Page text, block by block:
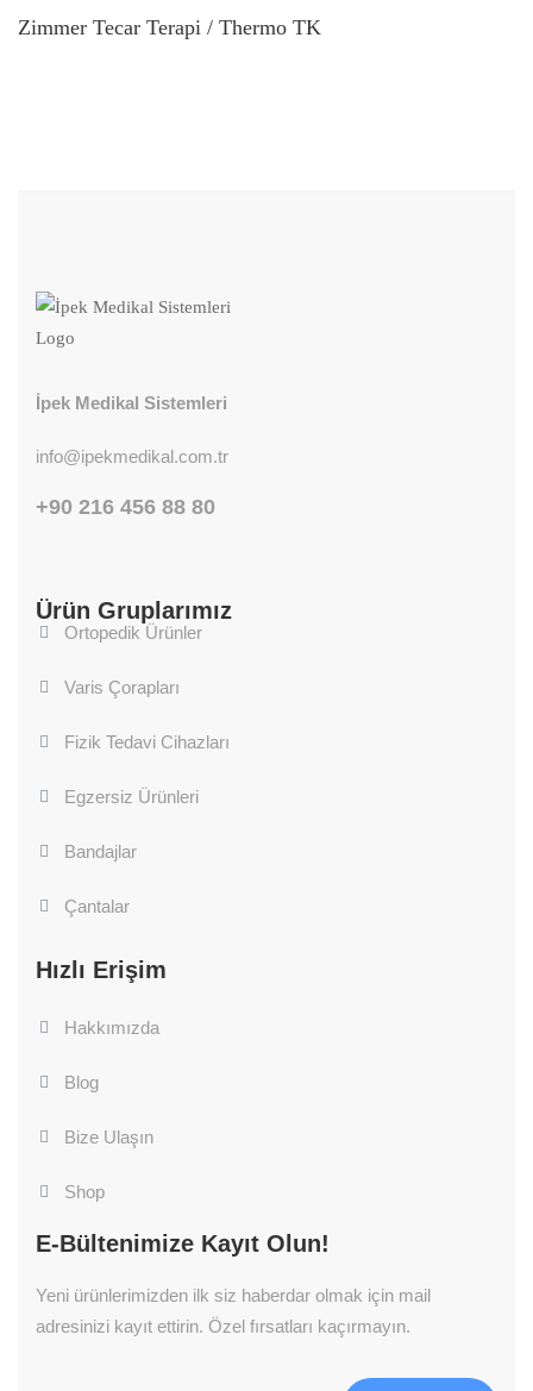
Zimmer Tecar Terapi / Thermo TK
İpek Medikal Sistemleri
info@ipekmedikal.com.tr
+90 216 456 88 80
Ürün Gruplarımız
Ortopedik Ürünler
Varis Çorapları
Fizik Tedavi Cihazları
Egzersiz Ürünleri
Bandajlar
Çantalar
Hızlı Erişim
Hakkımızda
Blog
Bize Ulaşın
Shop
E-Bültenimize Kayıt Olun!
Yeni ürünlerimizden ilk siz haberdar olmak için mail
adresinizi kayıt ettirin. Özel fırsatları kaçırmayın.